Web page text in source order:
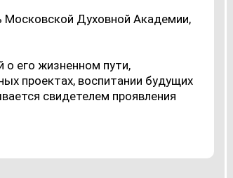
Московской Духовной Академии,
его жизненном пути,
проектах, воспитании будущих
свидетелем проявления